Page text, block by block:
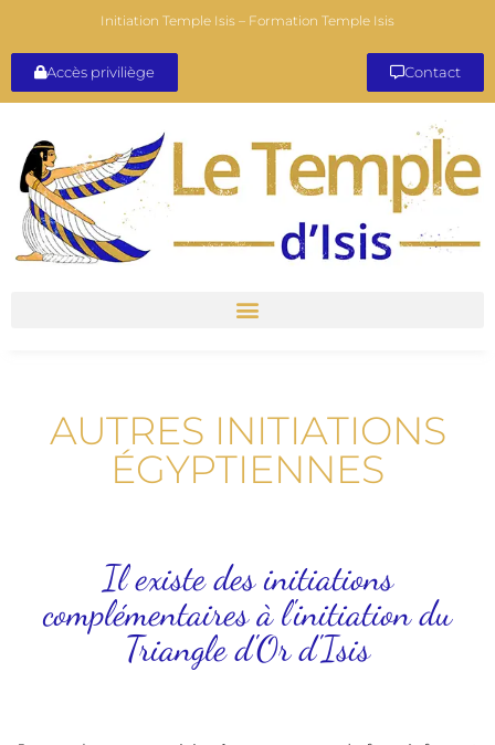
Initiation Temple Isis – Formation Temple Isis
Accès priviliège Contact
AUTRES INITIATIONS
ÉGYPTIENNES
Il existe des initiations
complémentaires à l'initiation du
Triangle d'Or d'Isis